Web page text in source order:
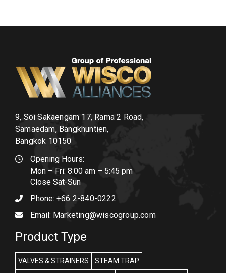
9, Soi Sakaengam 17, Rama 2 Road,
Samaedam, Bangkhuntien,
Bangkok 10150
Opening Hours:
Mon – Fri: 8:00 am – 5:45 pm
Close Sat-Sun
Phone: +66 2-840-0222
Email: Marketing@wiscogroup.com
Product Type
VALVES & STRAINERS STEAM TRAP